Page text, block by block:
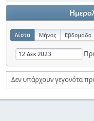
Λίστα Μήνας Εβδομάδα
Δεν υπάρχουν γεγονότα